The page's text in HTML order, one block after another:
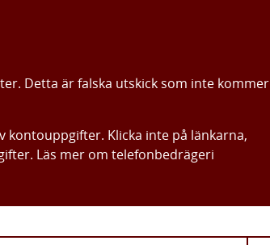
Detta är falska utskick som inte kommer
Klicka inte på länkarna,
Läs mer om telefonbedrägeri